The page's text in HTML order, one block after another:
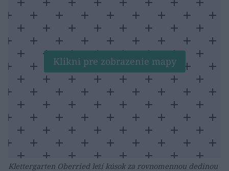
Klikni pre zobrazenie mapy
Klettergarten Oberried leží kúsok za rovnomennou dedinou